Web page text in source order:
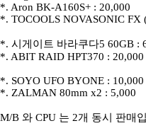
*. Aron BK-A160S+ : 20,000
*. TOCOOLS NOVASONIC
*. 시게이트 바라쿠다5 60GB :
*. ABIT RAID HPT370 :
*. SOYO UFO BYONE :
*. ZALMAN 80mm x2 : 5,000
M/B 와 CPU 는 2개 동시 판매